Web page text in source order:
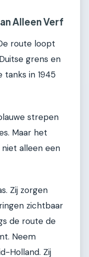
Alleen Verf
route loopt
grens en
in 1945
strepen
Maar het
alleen een
Zij zorgen
zichtbaar
de route de
Neem
Holland. Zij